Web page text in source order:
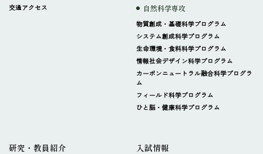
交通アクセス
自然科学専攻
物質創成・基礎科学プログラム
システム創成科学プログラム
生命環境・食料科学プログラム
情報社会デザイン科学プログラム
カーボンニュートラル融合科学プログラ
ム
フィールド科学プログラム
ひと脳・健康科学プログラム
研究・教員紹介 入試情報